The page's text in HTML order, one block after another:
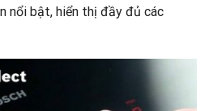
nổi bật, hiển thị đầy đủ các